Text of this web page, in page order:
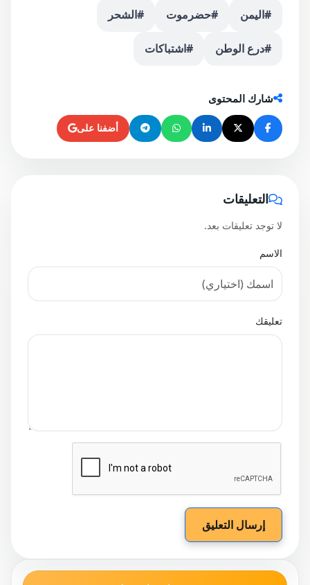
#اليمن #حضرموت #الشحر
#درع الوطن #اشتباكات
شارك المحتوى
أضفنا على
التعليقات
لا توجد تعليقات بعد.
الاسم
تعليقك
إرسال التعليق